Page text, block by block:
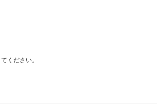
ください。